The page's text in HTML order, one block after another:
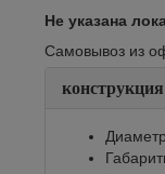
Не указана
Самовывоз из
конструкция